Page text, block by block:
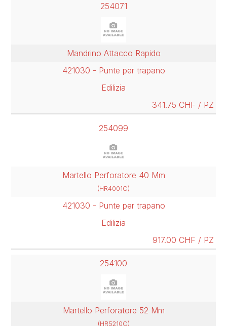
254071
Mandrino Attacco Rapido
421030 - Punte per trapano
Edilizia
341.75 CHF / PZ
254099
Martello Perforatore 40 Mm
(HR4001C)
421030 - Punte per trapano
Edilizia
917.00 CHF / PZ
254100
Martello Perforatore 52 Mm
(HR5210C)